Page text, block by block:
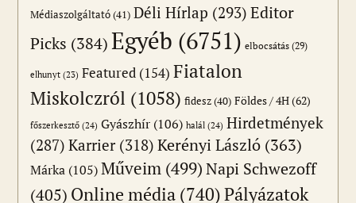
Médiaszolgáltató(41) Déli Hírlap (293) Editor
Picks (384)Egyéb (6751) elbocsátás (29)
elhunyt (23) Featured (154) Fiatalon
Miskolczról (1058) fidesz(40) Földes / 4H(62)
főszerkesztő (24) Gyászhír (106) halál (24) Hirdetmények
(287) Karrier(318) Kerényi László (363)
Márka (105) Műveim (499)Napi Schwezoff
(405) Online média (740)Pályázatok